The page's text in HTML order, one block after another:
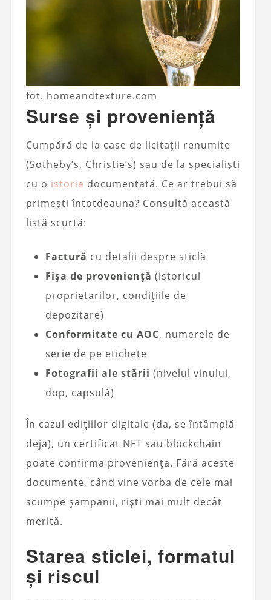
fot. homeandtexture.com
Surse și proveniență
Cumpără de la case de licitații renumite
(Sotheby’s, Christie’s) sau de la specialiști
cu o istorie documentată. Ce ar trebui să
primești întotdeauna? Consultă această
listă scurtă:
Factură cu detalii despre sticlă
Fișa de proveniență (istoricul
proprietarilor, condițiile de
depozitare)
Conformitate cu AOC, numerele de
serie de pe etichete
Fotografii ale stării (nivelul vinului,
dop, capsulă)
În cazul edițiilor digitale (da, se întâmplă
deja), un certificat NFT sau blockchain
poate confirma proveniența. Fără aceste
documente, când vine vorba de cele mai
scumpe șampanii, riști mai mult decât
merită.
Starea sticlei, formatul
și riscul